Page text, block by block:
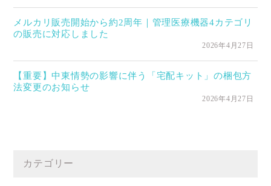
メルカリ販売開始から約2周年｜管理医療機器4カテゴリ
の販売に対応しました
2026年4月27日
【重要】中東情勢の影響に伴う「宅配キット」の梱包方
法変更のお知らせ
2026年4月27日
カテゴリー